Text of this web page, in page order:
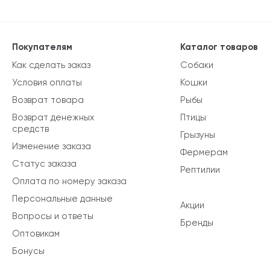
Каталог товаров
Собаки
Кошки
Рыбы
Птицы
Грызуны
Фермерам
Рептилии
Акции
Бренды
Покупателям
Как сделать заказ
Условия оплаты
Возврат товара
Возврат денежных
средств
Изменение заказа
Статус заказа
Оплата по номеру заказа
Персональные данные
Вопросы и ответы
Оптовикам
Бонусы